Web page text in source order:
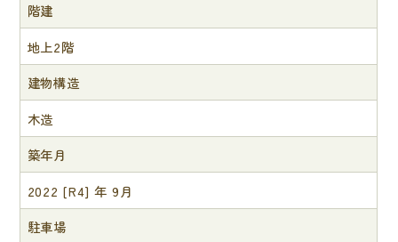
階建
地上2階
建物構造
木造
築年月
2022 [R4] 年 9月
駐車場